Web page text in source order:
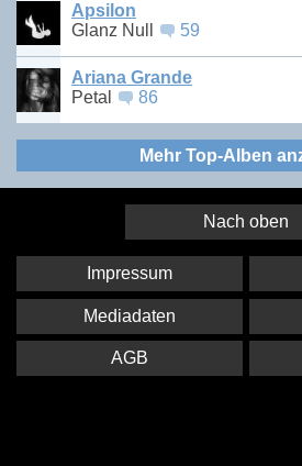
Apsilon
Glanz Null
59
Ariana Grande
Petal
86
Mehr Top-Alben
Nach oben
Impressum
Mediadaten
AGB